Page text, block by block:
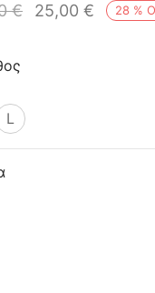
28 %
€ 25,00 €
L